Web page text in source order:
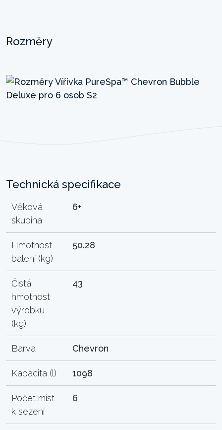
Rozměry
Technická specifikace
Věková
skupina
6+
Hmotnost
balení (kg)
50.28
Čistá
hmotnost
výrobku
(kg)
43
Barva Chevron
Kapacita (l) 1098
Počet míst
k sezení
6